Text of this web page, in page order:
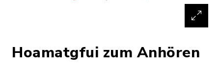
Hoamatgfui zum Anhören